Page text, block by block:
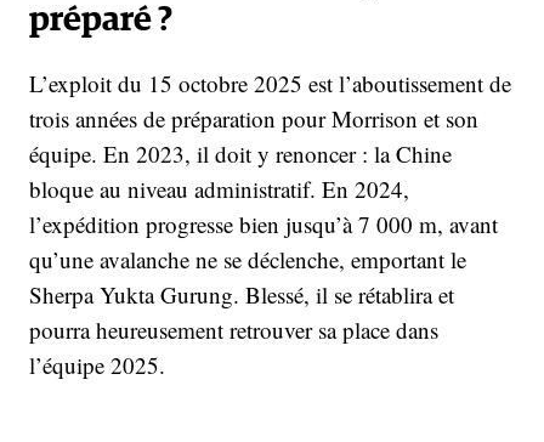
préparé ?
L’exploit du 15 octobre 2025 est l’aboutissement de
trois années de préparation pour Morrison et son
équipe. En 2023, il doit y renoncer : la Chine
bloque au niveau administratif. En 2024,
l’expédition progresse bien jusqu’à 7 000 m, avant
qu’une avalanche ne se déclenche, emportant le
Sherpa Yukta Gurung. Blessé, il se rétablira et
pourra heureusement retrouver sa place dans
l’équipe 2025.